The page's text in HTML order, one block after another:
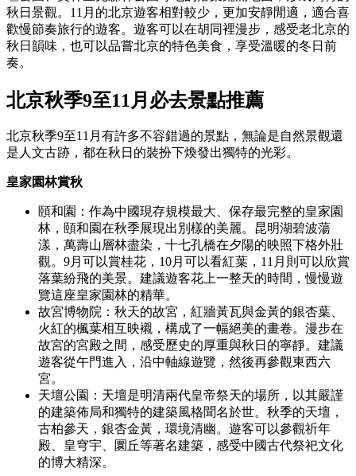
秋日景觀。11月的北京遊客相對較少，更加安靜閒適，適合喜
歡慢節奏旅行的遊客。遊客可以在胡同裡漫步，感受老北京的
秋日韻味，也可以品嘗北京的特色美食，享受溫暖的冬日前
奏。
北京秋季9至11月必去景點推薦
北京秋季9至11月有許多不容錯過的景點，無論是自然景觀還
是人文古跡，都在秋日的裝扮下煥發出獨特的光彩。
皇家園林賞秋
頤和園：作為中國現存規模最大、保存最完整的皇家園
林，頤和園在秋季展現出別樣的美麗。昆明湖碧波蕩
漾，萬壽山層林盡染，十七孔橋在夕陽的映照下格外壯
觀。9月可以賞桂花，10月可以看紅葉，11月則可以欣賞
落葉紛飛的美景。建議遊客花上一整天的時間，慢慢遊
覽這座皇家園林的精華。
故宮博物院：秋天的故宮，紅牆黃瓦與金黃的銀杏葉、
火紅的楓葉相互映襯，構成了一幅絕美的畫卷。漫步在
故宮的宮殿之間，感受歷史的厚重與秋日的寧靜。建議
遊客從午門進入，沿中軸線遊覽，然後再參觀東西六
宮。
天壇公園：天壇是明清兩代皇帝祭天的場所，以其嚴謹
的建築佈局和獨特的建築風格聞名於世。秋季的天壇，
古柏參天，銀杏金黃，環境清幽。遊客可以參觀祈年
殿、皇穹宇、圜丘等著名建築，感受中國古代祭祀文化
的博大精深。